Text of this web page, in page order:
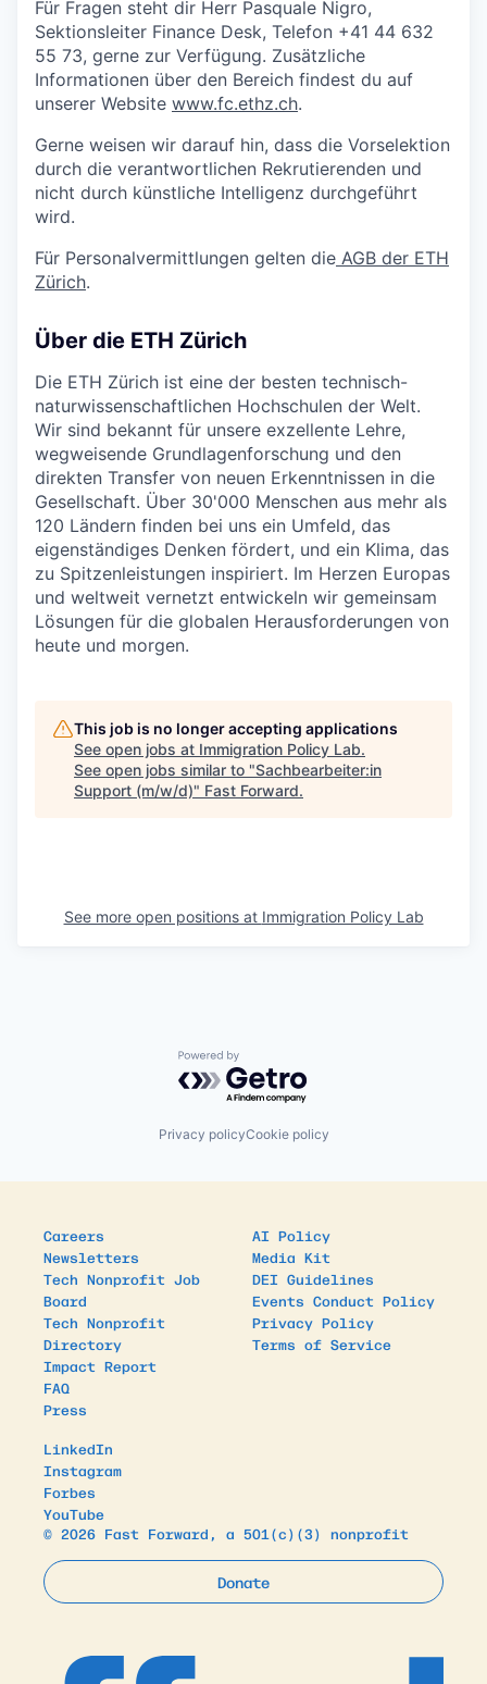
Für Fragen steht dir Herr Pasquale Nigro,
Sektionsleiter Finance Desk, Telefon +41 44 632
55 73, gerne zur Verfügung. Zusätzliche
Informationen über den Bereich findest du auf
unserer Website www.fc.ethz.ch.
Gerne weisen wir darauf hin, dass die Vorselektion
durch die verantwortlichen Rekrutierenden und
nicht durch künstliche Intelligenz durchgeführt
wird.
Für Personalvermittlungen gelten die AGB der ETH
Zürich.
Über die ETH Zürich
Die ETH Zürich ist eine der besten technisch-
naturwissenschaftlichen Hochschulen der Welt.
Wir sind bekannt für unsere exzellente Lehre,
wegweisende Grundlagenforschung und den
direkten Transfer von neuen Erkenntnissen in die
Gesellschaft. Über 30'000 Menschen aus mehr als
120 Ländern finden bei uns ein Umfeld, das
eigenständiges Denken fördert, und ein Klima, das
zu Spitzenleistungen inspiriert. Im Herzen Europas
und weltweit vernetzt entwickeln wir gemeinsam
Lösungen für die globalen Herausforderungen von
heute und morgen.
This job is no longer accepting applications
See open jobs at Immigration Policy Lab.
See open jobs similar to "Sachbearbeiter:in
Support (m/w/d)" Fast Forward.
See more open positions at Immigration Policy Lab
Powered by Getro.com
Privacy policyCookie policy
Careers
Newsletters
Tech Nonprofit Job
Board
Tech Nonprofit
Directory
Impact Report
FAQ
Press
AI Policy
Media Kit
DEI Guidelines
Events Conduct Policy
Privacy Policy
Terms of Service
LinkedIn
Instagram
Forbes
YouTube
© 2026 Fast Forward, a 501(c)(3) nonprofit
Donate